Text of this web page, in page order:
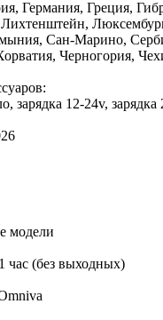
Германия, Греция,
Сан-Марино,
Черногория,
зарядка 12-24v,
модели
час (без выходных)